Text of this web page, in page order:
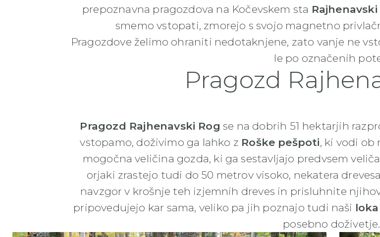
prepoznavna pragozdova na Kočevskem sta
smemo vstopati, zmorejo s svojo magnetno
Pragozdove želimo ohraniti nedotaknjene, zato vanje ne
le po označenih
Pragozd
Pragozd Rajhenavski Rog se na dobrih 51 hektarjih
vstopamo, doživimo ga lahko z Roške pešpoti, ki vodi ob
mogočna veličina gozda, ki ga sestavljajo predvsem
orjaki zrastejo tudi do 50 metrov visoko, nekatera
navzgor v krošnje teh izjemnih dreves in prisluhnite
pripovedujejo kar sama, veliko pa jih poznajo tudi naši
posebno doživetje.